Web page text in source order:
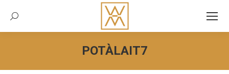
Recherche:
POTÀLAIT7
Vous êtes ici :